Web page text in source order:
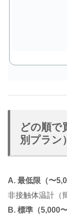
どの順で
別プラン）
A. 最低限（〜
非接触体温計（
B. 標準（5,000